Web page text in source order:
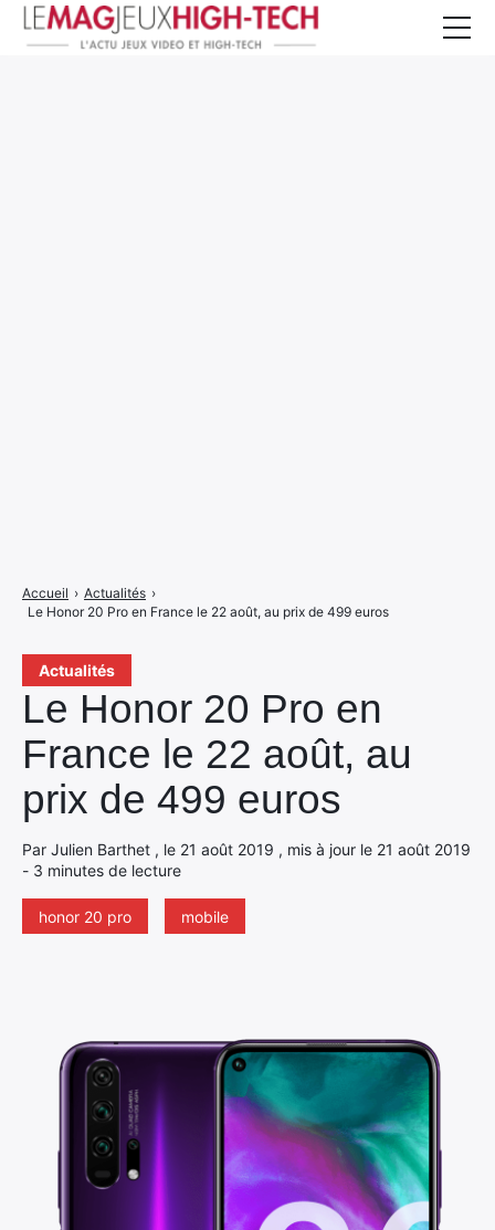
Actualités
Le Honor 20 Pro en
France le 22 août, au
prix de 499 euros
Par Julien Barthet , le 21 août 2019 , mis à jour le 21 août 2019
- 3 minutes de lecture
honor 20 pro mobile
Accueil › Actualités ›
Le Honor 20 Pro en France le 22 août, au prix de 499 euros